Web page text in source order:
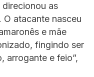
direcionou as
atacante nasceu
e mãe
fingindo ser
arrogante e feio”,